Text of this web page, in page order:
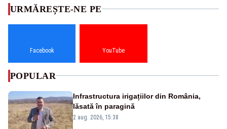
URMĂREȘTE-NE PE
Facebook YouTube
POPULAR
Infrastructura irigațiilor din România,
lăsată în paragină
2 aug. 2026, 15:38